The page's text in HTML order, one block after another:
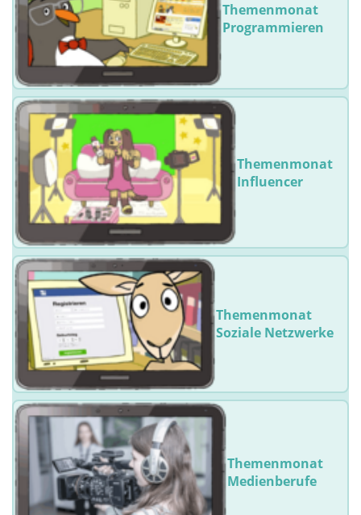
Themenmonat
Programmieren
Themenmonat
Influencer
Themenmonat
Soziale Netzwerke
Themenmonat
Medienberufe